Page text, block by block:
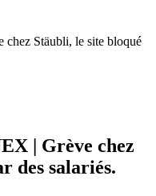
| Grève chez
des salariés.